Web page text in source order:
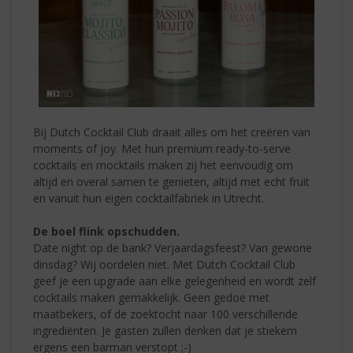
Bij Dutch Cocktail Club draait alles om het creëren van
moments of joy. Met hun premium ready-to-serve
cocktails en mocktails maken zij het eenvoudig om
altijd en overal samen te genieten, altijd met echt fruit
en vanuit hun eigen cocktailfabriek in Utrecht.
De boel flink opschudden.
Date night op de bank? Verjaardagsfeest? Van gewone
dinsdag? Wij oordelen niet. Met Dutch Cocktail Club
geef je een upgrade aan elke gelegenheid en wordt zelf
cocktails maken gemakkelijk. Geen gedoe met
maatbekers, of de zoektocht naar 100 verschillende
ingrediënten. Je gasten zullen denken dat je stiekem
ergens een barman verstopt ;-)